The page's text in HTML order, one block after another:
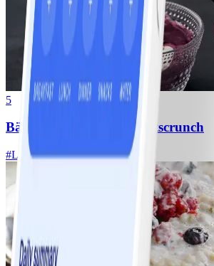
5
Bärfrestelse med hasselnötscrunch
#Lätt 5 MIN